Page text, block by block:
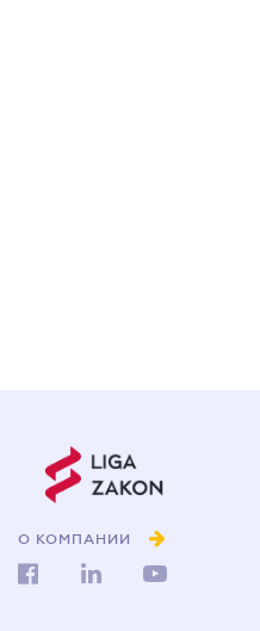
О КОМПАНИИ